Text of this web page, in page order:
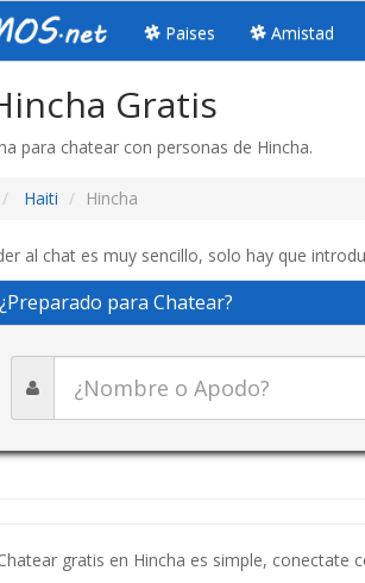
Paises Amistad
Gratis
para chatear con personas de Hincha.
Haiti Hincha
al chat es muy sencillo, solo hay que
¿Preparado para Chatear?
gratis en Hincha es simple,